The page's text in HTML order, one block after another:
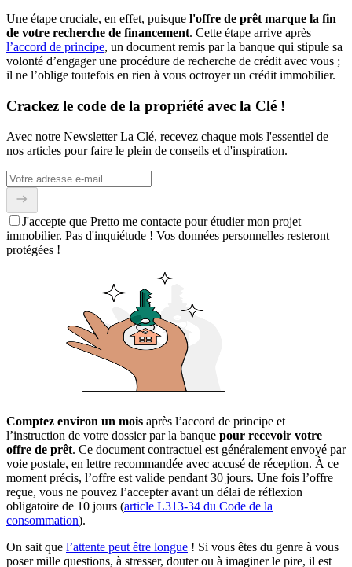
Une étape cruciale, en effet, puisque l'offre de prêt marque la fin
de votre recherche de financement. Cette étape arrive après
l’accord de principe, un document remis par la banque qui stipule sa
volonté d’engager une procédure de recherche de crédit avec vous ;
il ne l’oblige toutefois en rien à vous octroyer un crédit immobilier.
Crackez le code de la propriété avec la Clé !
Avec notre Newsletter La Clé, recevez chaque mois l'essentiel de
nos articles pour faire le plein de conseils et d'inspiration.
J'accepte que Pretto me contacte pour étudier mon projet
immobilier. Pas d'inquiétude ! Vos données personnelles resteront
protégées !
Comptez environ un mois après l’accord de principe et
l’instruction de votre dossier par la banque pour recevoir votre
offre de prêt. Ce document contractuel est généralement envoyé par
voie postale, en lettre recommandée avec accusé de réception. À ce
moment précis, l’offre est valide pendant 30 jours. Une fois l’offre
reçue, vous ne pouvez l’accepter avant un délai de réflexion
obligatoire de 10 jours (article L313-34 du Code de la
consommation).
On sait que l’attente peut être longue ! Si vous êtes du genre à vous
poser mille questions, à stresser, douter ou à imaginer le pire, il est